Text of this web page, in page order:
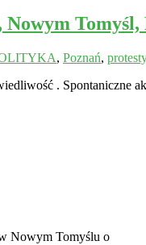
Nowym
, Poznań, protesty
. Spontaniczne
Nowym Tomyślu o